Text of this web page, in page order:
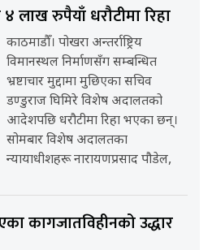
लाख रुपैयाँ धरौटीमा रिहा
काठमाडौँ। पोखरा अन्तर्राष्ट्रिय
विमानस्थल निर्माणसँग सम्बन्धित
भ्रष्टाचार मुद्दामा मुछिएका सचिव
डण्डुराज घिमिरे विशेष अदालतको
आदेशपछि धरौटीमा रिहा भएका छन्।
सोमबार विशेष अदालतका
न्यायाधीशहरू नारायणप्रसाद पौडेल,
कागजातविहीनको उद्धार